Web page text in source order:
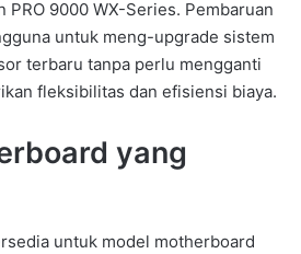
9000 WX-Series. Pembaruan
untuk meng-upgrade sistem
terbaru tanpa perlu mengganti
fleksibilitas dan efisiensi biaya.
yang
untuk model motherboard